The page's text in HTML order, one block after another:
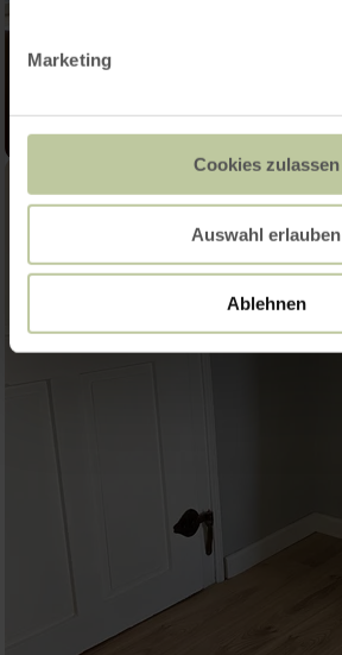
Marketing
Cookies zulassen
Auswahl erlauben
Ablehnen